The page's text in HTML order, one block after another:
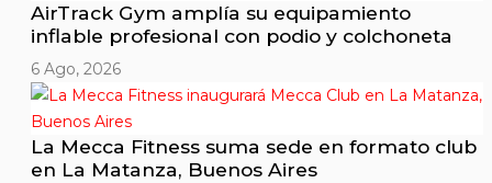
AirTrack Gym amplía su equipamiento
inflable profesional con podio y colchoneta
6 Ago, 2026
La Mecca Fitness suma sede en formato club
en La Matanza, Buenos Aires